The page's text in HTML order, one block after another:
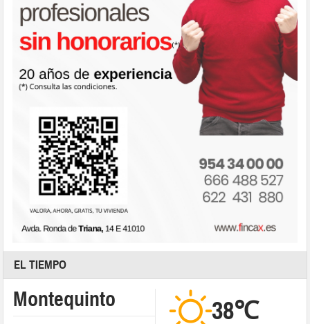
EL TIEMPO
Montequinto 38℃